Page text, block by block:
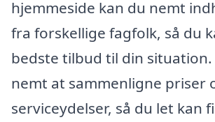
hjemmeside kan du nemt
fra forskellige fagfolk, så du
bedste tilbud til din situation.
nemt at sammenligne priser
serviceydelser, så du let kan